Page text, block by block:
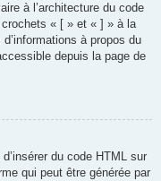
à l’architecture du code
« [ » et « ] » à la
à propos du
depuis la page de
du code HTML sur
qui peut être générée par